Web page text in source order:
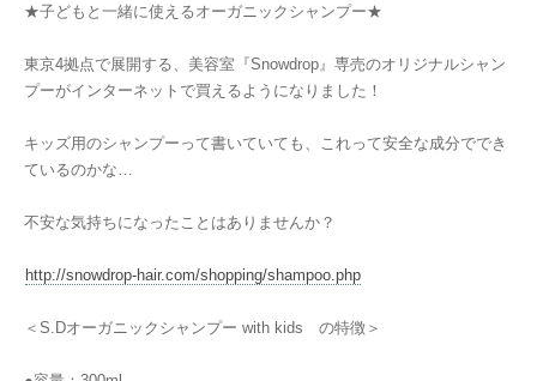
★子どもと一緒に使えるオーガニックシャンプー★
東京4拠点で展開する、美容室『Snowdrop』専売のオリジナルシャン
プーがインターネットで買えるようになりました！
キッズ用のシャンプーって書いていても、これって安全な成分ででき
ているのかな…
不安な気持ちになったことはありませんか？
http://snowdrop-hair.com/shopping/shampoo.php
＜S.Dオーガニックシャンプー with kids の特徴＞